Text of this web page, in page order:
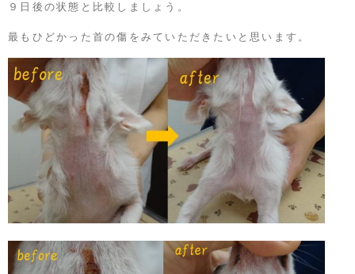
９日後の状態と比較しましょう。
最もひどかった首の傷をみていただきたいと思います。